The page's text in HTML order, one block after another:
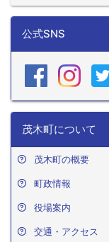
公式SNS
茂木町について
茂木町の概要
町政情報
役場案内
交通・アクセス